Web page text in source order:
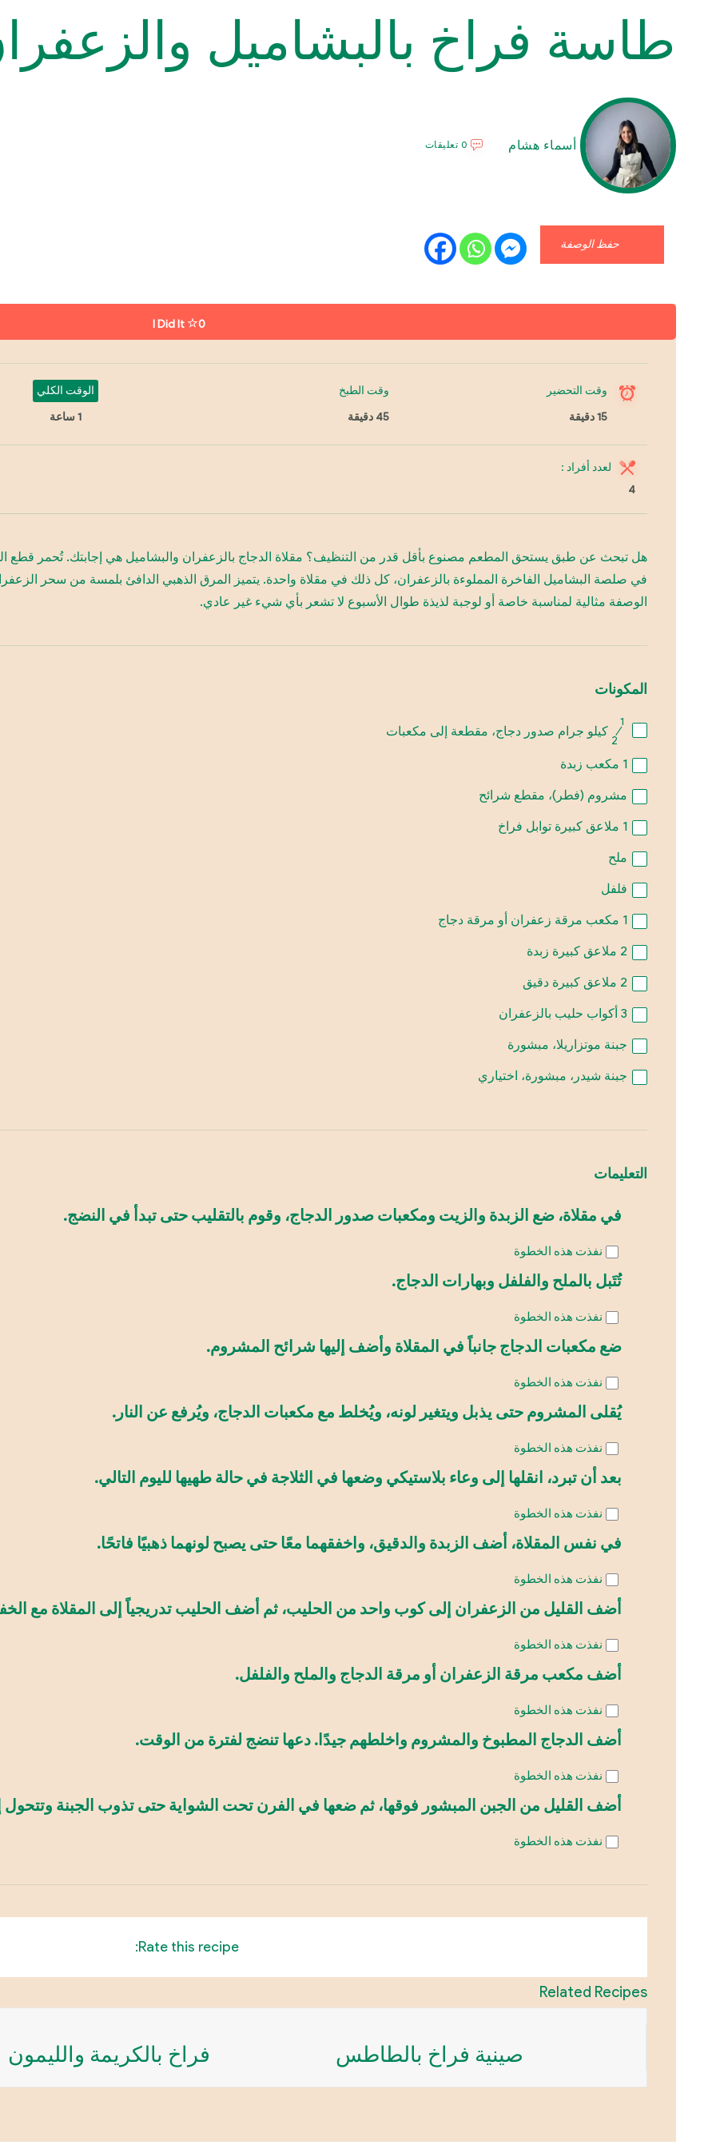
طاسة فراخ بالبشاميل
أسماء هشام 0 تعليقات
حفظ الوصفة
I Did It 0
وقت التحضير
15 دقيقة
وقت الطبخ
45 دقيقة
الوقت الكلي
1 ساعة
لعدد أفراد :
4
هل تبحث عن طبق يستحق المطعم مصنوع بأقل قدر من التنظيف؟ مقلاة الدجاج بالزعفران والبشاميل هي إجابتك. تُحمر قطع
في صلصة البشاميل الفاخرة المملوءة بالزعفران، كل ذلك في مقلاة واحدة. يتميز المرق الذهبي الدافئ بلمسة من سحر
الوصفة مثالية لمناسبة خاصة أو لوجبة لذيذة طوال الأسبوع لا تشعر بأي شيء غير عادي.
المكونات
1
⁄
2
كيلو جرام صدور دجاج، مقطعة إلى مكعبات
1 مكعب زبدة
مشروم (فطر)، مقطع شرائح
1 ملاعق كبيرة توابل فراخ
ملح
فلفل
1 مكعب مرقة زعفران أو مرقة دجاج
2 ملاعق كبيرة زبدة
2 ملاعق كبيرة دقيق
3أكواب حليب بالزعفران
جبنة موتزاريلا، مبشورة
جبنة شيدر، مبشورة، اختياري
التعليمات
في مقلاة، ضع الزبدة والزيت ومكعبات صدور الدجاج، وقوم بالتقليب حتى تبدأ في النضج.
نفذت هذه الخطوة
تُتَبل بالملح والفلفل وبهارات الدجاج.
نفذت هذه الخطوة
ضع مكعبات الدجاج جانباً في المقلاة وأضف إليها شرائح المشروم.
نفذت هذه الخطوة
يُقلى المشروم حتى يذبل ويتغير لونه، ويُخلط مع مكعبات الدجاج، ويُرفع عن النار.
نفذت هذه الخطوة
بعد أن تبرد، انقلها إلى وعاء بلاستيكي وضعها في الثلاجة في حالة طهيها لليوم التالي.
نفذت هذه الخطوة
في نفس المقلاة، أضف الزبدة والدقيق، واخفقهما معًا حتى يصبح لونهما ذهبيًا فاتحًا.
نفذت هذه الخطوة
أضف القليل من الزعفران إلى كوب واحد من الحليب، ثم أضف الحليب تدريجياً إلى المقلاة مع
نفذت هذه الخطوة
أضف مكعب مرقة الزعفران أو مرقة الدجاج والملح والفلفل.
نفذت هذه الخطوة
أضف الدجاج المطبوخ والمشروم واخلطهم جيدًا. دعها تنضج لفترة من الوقت.
نفذت هذه الخطوة
أضف القليل من الجبن المبشور فوقها، ثم ضعها في الفرن تحت الشواية حتى تذوب الجبنة وتتحول
نفذت هذه الخطوة
Rate this recipe:
Related Recipes
صينية فراخ بالطاطس فراخ بالكريمة والليمون